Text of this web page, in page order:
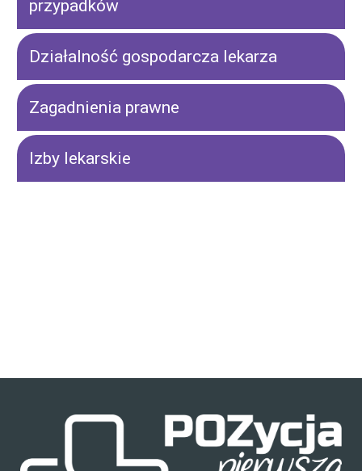
przypadków
Działalność gospodarcza lekarza
Zagadnienia prawne
Izby lekarskie